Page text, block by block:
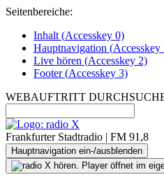
Seitenbereiche:
Inhalt (Accesskey 0)
Hauptnavigation (Accesskey
Live hören (Accesskey 2)
Footer(Accesskey 3)
WEBAUFTRITT
Frankfurter Stadtradio | FM 91,8
Hauptnavigation ein-/ausblenden